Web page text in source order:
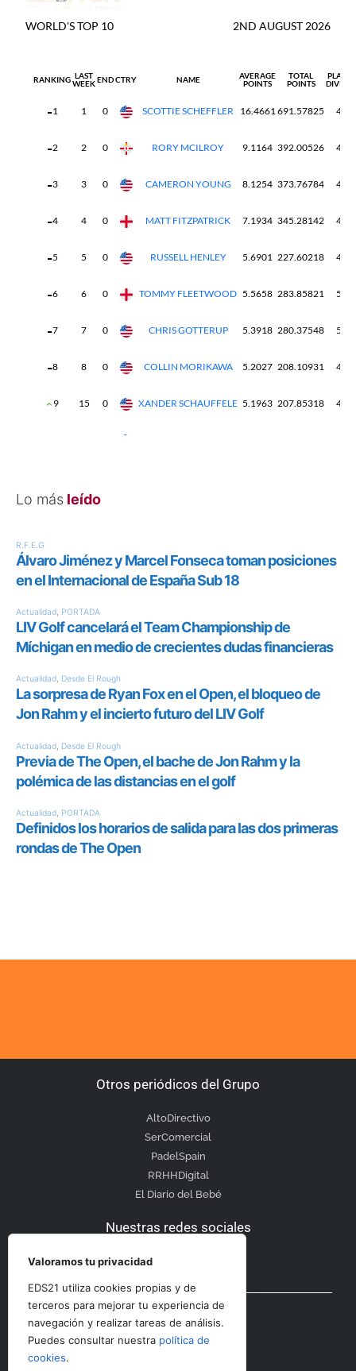
Lo más leído
Otros periódicos del Grupo
AltoDirectivo
SerComercial
PadelSpain
RRHHDigital
El Diario del Bebé
Nuestras redes sociales
Otras secciones
Contacto
Valoramos tu privacidad
EDS21 utiliza cookies propias y de
terceros para mejorar tu experiencia de
navegación y realizar tareas de análisis.
Puedes consultar nuestra política de
cookies.